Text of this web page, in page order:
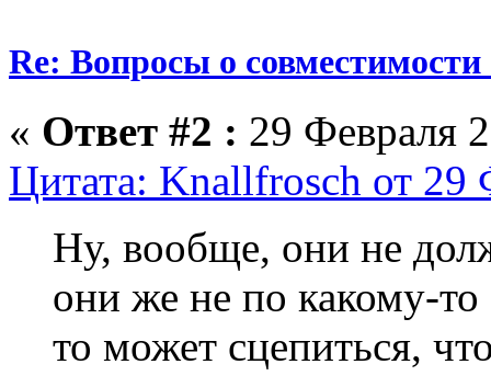
Re: Вопросы о
« Ответ #2 : 29 Февраля
Цитата: Knallfrosch от 29
Ну, вообще, они не
они же не по какому-то
то может сцепиться,